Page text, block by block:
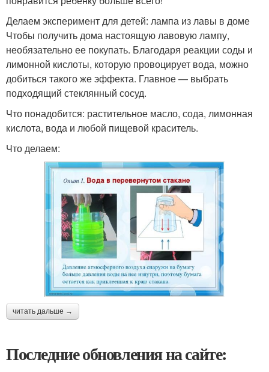
Делаем эксперимент для детей: лампа из лавы в доме
Чтобы получить дома настоящую лавовую лампу,
необязательно ее покупать. Благодаря реакции соды и
лимонной кислоты, которую провоцирует вода, можно
добиться такого же эффекта. Главное — выбрать
подходящий стеклянный сосуд.
Что понадобится: растительное масло, сода, лимонная
кислота, вода и любой пищевой краситель.
Что делаем:
читать дальше →
Последние обновления на сайте: